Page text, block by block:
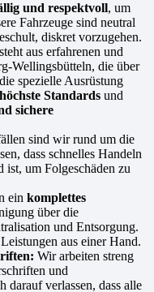
und respektvoll, um
Fahrzeuge sind neutral
diskret vorzugehen.
aus erfahrenen und
Wellingsbütteln, die über
spezielle Ausrüstung
höchste Standards und
sichere
sind wir rund um die
dass schnelles Handeln
ist, um Folgeschäden zu
ein komplettes
über die
und Entsorgung.
aus einer Hand.
Wir arbeiten streng
und
darauf verlassen, dass alle